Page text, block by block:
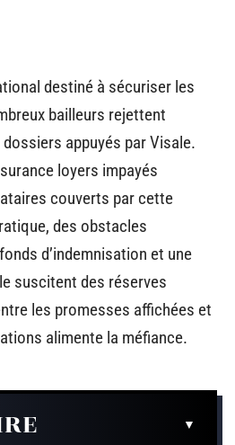
destiné à sécuriser les
bailleurs rejettent
appuyés par Visale.
loyers impayés
couverts par cette
des obstacles
d’indemnisation et une
suscitent des réserves
les promesses affichées et
alimente la méfiance.